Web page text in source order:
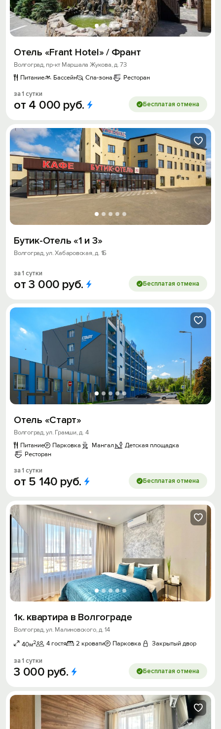
Отель «Frant Hotel» / Франт
Волгоград, пр-кт Маршала Жукова, д. 73
Питание
Бассейн Спа-зона Ресторан
за 1 сутки
от 4 000 руб. Бесплатая отмена
Бутик-Отель «1 и 3»
Волгоград, ул. Хабаровская, д. 1Б
за 1 сутки
от3 000 руб. Бесплатая отмена
Отель «Старт»
Волгоград, ул. Грамши, д. 4
Питание
Парковка Мангал
Детская площадка
Ресторан
за 1 сутки
от 5 140 руб. Бесплатая отмена
1к. квартира в Волгограде
Волгоград, ул. Малиновского, д. 14
40м2 4 гостя 2 кровати Парковка Закрытый двор
за 1 сутки
3 000 руб. Бесплатая отмена